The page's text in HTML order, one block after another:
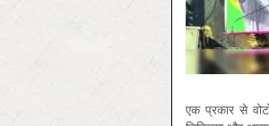
एक प्रकार से